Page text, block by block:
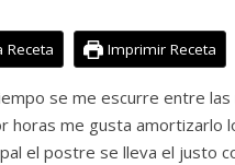
Receta Imprimir Receta
se me escurre entre las
horas me gusta amortizarlo
el postre se lleva el justo